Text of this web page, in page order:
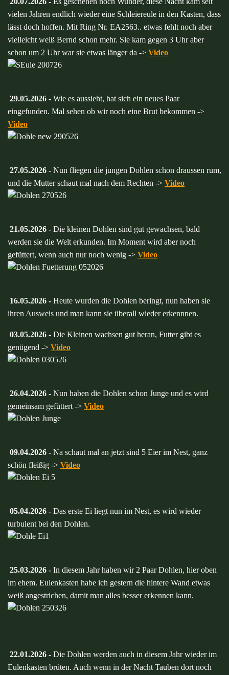
vielen Jahren endlich wieder eine Schleiereule in den Kasten, dass
lässt doch hoffen. Mit Ring Nr. EA2563.. etwas fehlt noch aber
vielleicht weiß Bernd schon mehr. Sie kam gegen 3 Uhr aber
schon um 2 Uhr war sie etwas länger da -> Video
29.05.2026 - Wie es aussieht, hat sich ein neues Paar
eingefunden. Mal sehen ob wir noch eine Brut bekommen ->
Video
27.05.2026 - Nun fliegen die jungen Dohlen schon draussen rum,
und die Mutter schaut mal nach dem Rechten -> Video
21.05.2026 - Die kleinen Dohlen sind gut gewachsen, bald
werden sie die Welt erkunden. Im Moment wird aber noch
gefüttert, wenn auch nur noch wenig -> Video
16.05.2026 - Heute wurden die Dohlen beringt, nun haben sie
ihren Ausweis und man kann sie überall wieder erkennnen.
03.05.2026 - Die Kleinen wachsen gut heran, Futter gibt es
genügend -> Video
26.04.2026 - Nun haben die Dohlen schon Junge und es wird
gemeinsam gefüttert -> Video
09.04.2026 - Na schaut mal an jetzt sind 5 Eier im Nest, ganz
schön fleißig -> Video
05.04.2026 - Das erste Ei liegt nun im Nest, es wird wieder
turbulent bei den Dohlen.
25.03.2026 - In diesem Jahr haben wir 2 Paar Dohlen, hier oben
im ehem. Eulenkasten habe ich gestern die hintere Wand etwas
weiß angestrichen, damit man alles besser erkennen kann.
22.01.2026 - Die Dohlen werden auch in diesem Jahr wieder im
Eulenkasten brüten. Auch wenn in der Nacht Tauben dort noch